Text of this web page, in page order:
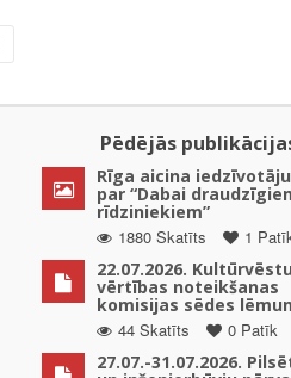
Pēdējās
Rīga aicina
par “Dabai
rīdziniekiem”
1880 Skatīts
1
22.07.2026.
vērtības noteikšanas
komisijas sēdes
44 Skatīts
0 Patīk
27.07.-31.07.2026.